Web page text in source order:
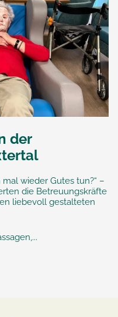
der
wieder Gutes tun?“ –
die Betreuungskräfte
liebevoll gestalteten